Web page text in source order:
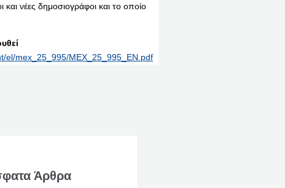
και νέες δημοσιογράφοι και το οποίο
el/mex_25_995/MEX_25_995_EN.pdf
Άρθρα